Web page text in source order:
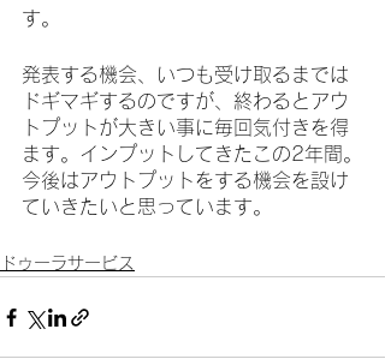
す。
発表する機会、いつも受け取るまでは
ドギマギするのですが、終わるとアウ
トプットが大きい事に毎回気付きを得
ます。インプットしてきたこの2年間。
今後はアウトプットをする機会を設け
ていきたいと思っています。
ドゥーラサービス